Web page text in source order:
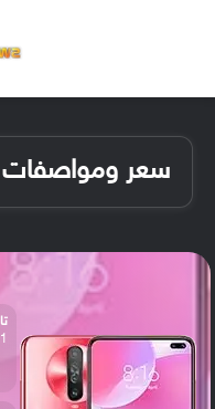
سعر ومواصفات POCO X2
11